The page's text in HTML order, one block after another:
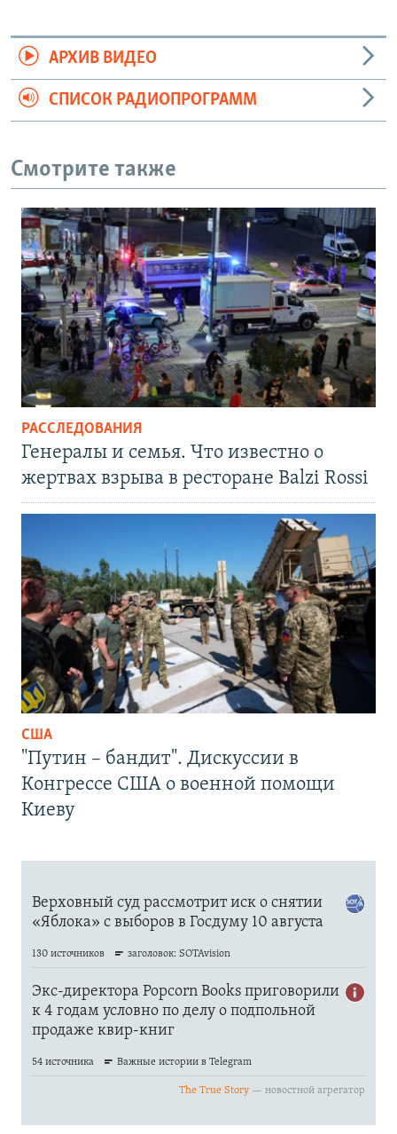
АРХИВ ВИДЕО
СПИСОК РАДИОПРОГРАММ
Смотрите также
РАССЛЕДОВАНИЯ
Генералы и семья. Что известно о
жертвах взрыва в ресторане Balzi Rossi
США
"Путин – бандит". Дискуссии в
Конгрессе США о военной помощи
Киеву